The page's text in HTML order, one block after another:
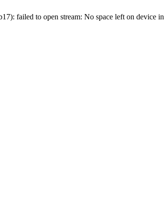
failed to open stream: No space left on device in